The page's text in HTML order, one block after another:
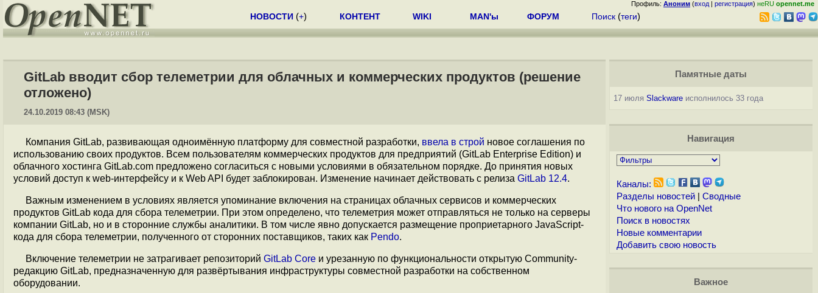
Профиль: Аноним (вход | регистрация) неRU opennet.me
НОВОСТИ (+) КОНТЕНТ WIKI MAN'ы ФОРУМ Поиск (теги)
GitLab вводит сбор телеметрии для облачных и коммерческих продуктов (решение
отложено)
24.10.2019 08:43 (MSK)
Компания GitLab, развивающая одноимённую платформу для совместной разработки, ввела в строй новое соглашения по
использованию своих продуктов. Всем пользователям коммерческих продуктов для предприятий (GitLab Enterprise Edition) и
облачного хостинга GitLab.com предложено согласиться с новыми условиями в обязательном порядке. До принятия новых
условий доступ к web-интерфейсу и к Web API будет заблокирован. Изменение начинает действовать с релиза GitLab 12.4.
Важным изменением в условиях является упоминание включения на страницах облачных сервисов и коммерческих
продуктов GitLab кода для сбора телеметрии. При этом определено, что телеметрия может отправляться не только на серверы
компании GitLab, но и в сторонние службы аналитики. В том числе явно допускается размещение проприетарного JavaScript-
кода для сбора телеметрии, полученного от сторонних поставщиков, таких как Pendo.
Включение телеметрии не затрагивает репозиторий GitLab Core и урезанную по функциональности открытую Community-
редакцию GitLab, предназначенную для развёртывания инфраструктуры совместной разработки на собственном
оборудовании.
Памятные даты
17 июля Slackwareисполнилось 33 года
Навигация
Каналы:
Разделы новостей| Сводные
Что нового на OpenNet
Поиск в новостях
Новые комментарии
Добавить свою новость
Важное